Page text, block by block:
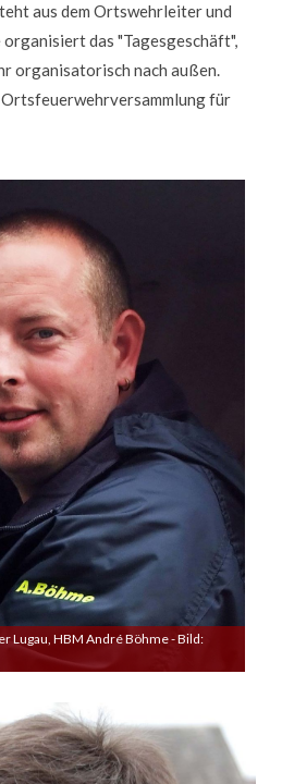
aus dem Ortswehrleiter und
das "Tagesgeschäft",
organisatorisch nach außen.
für
Lugau, HBM André Böhme - Bild: